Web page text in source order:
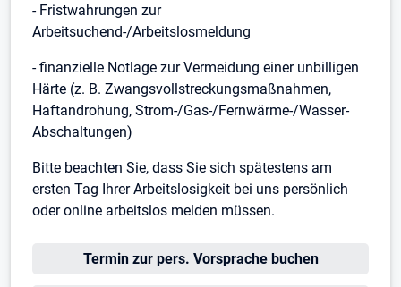
- Fristwahrungen zur
Arbeitsuchend-/Arbeitslosmeldung
- finanzielle Notlage zur Vermeidung einer unbilligen
Härte (z. B. Zwangsvollstreckungsmaßnahmen,
Haftandrohung, Strom-/Gas-/Fernwärme-/Wasser-
Abschaltungen)
Bitte beachten Sie, dass Sie sich spätestens am
ersten Tag Ihrer Arbeitslosigkeit bei uns persönlich
oder online arbeitslos melden müssen.
Öffnet in neuem Tab
Termin zur pers. Vorsprache buchen